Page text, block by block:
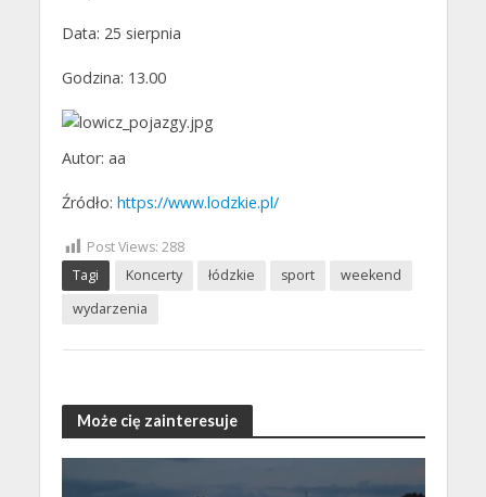
Data: 25 sierpnia
Godzina: 13.00
Autor: aa
Źródło: https://www.lodzkie.pl/
Post Views: 288
Tagi
Koncerty łódzkie sport
weekend
wydarzenia
Może cię zainteresuje